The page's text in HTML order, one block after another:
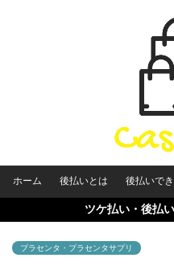
ホーム 後払いとは 後払いで
ツケ払い・後払
プラセンタ・プラセンタサプリ